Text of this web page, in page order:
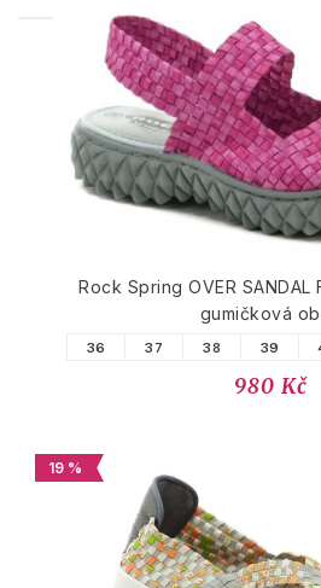
PODOBNÉ
Rock Spring OVER SANDAL
gumičková
36 37 38 39
980 Kč
19 %